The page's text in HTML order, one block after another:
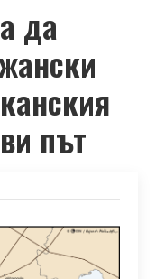
да
път